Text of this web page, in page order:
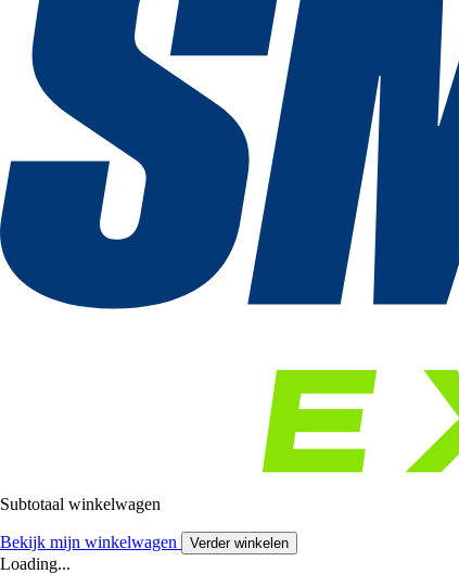
Subtotaal winkelwagen
Bekijk mijn winkelwagen Verder winkelen
Loading...